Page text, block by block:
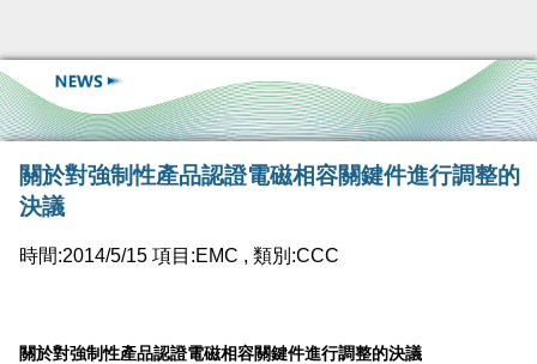
關於對強制性產品認證電磁相容關鍵件進行調整的
決議
時間:2014/5/15 項目:EMC , 類別:CCC
關於對強制性產品認證電磁相容關鍵件進行調整的決議